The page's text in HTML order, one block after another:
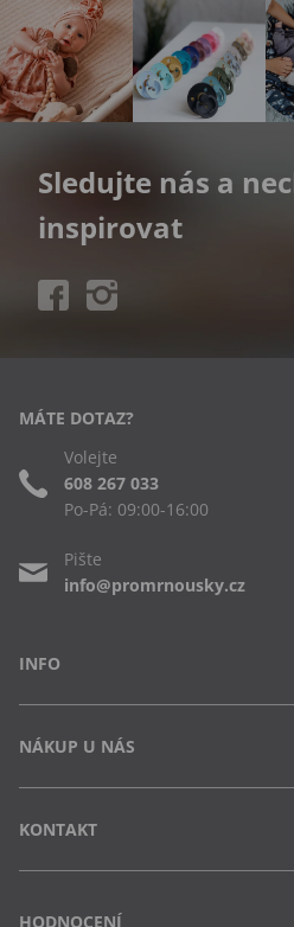
Sledujte nás a
inspirovat
INFO
Často kladené dotazy
Obchodní podmínky
Ochrana osobních údajů
NÁKUP U NÁS
Jak uplatnit slevový kód
Vrácení zboží a výměna
Osobní odběr na pobočce
KONTAKT
Vejvarovo nábřeží 199
MÁTE DOTAZ?
Volejte
608 267 033
Po-Pá: 09:00-16:00
Pište
info@promrnousky.cz
HODNOCENÍ